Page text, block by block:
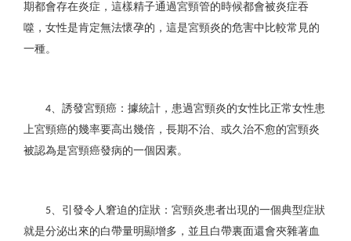
期都會存在炎症，這樣精子通過宮頸管的時候都會被炎症吞
噬，女性是肯定無法懷孕的，這是宮頸炎的危害中比較常見的
一種。
4、誘發宮頸癌：據統計，患過宮頸炎的女性比正常女性患
上宮頸癌的幾率要高出幾倍，長期不治、或久治不愈的宮頸炎
被認為是宮頸癌發病的一個因素。
5、引發令人窘迫的症狀：宮頸炎患者出現的一個典型症狀
就是分泌出來的白帶量明顯增多，並且白帶裏面還會夾雜著血